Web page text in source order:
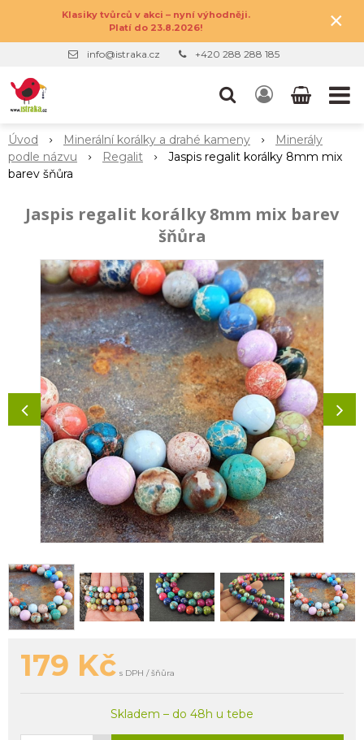
Klasiky tvůrců v akci – nyní výhodněji.
Platí do 23.8.2026!
×
info@istraka.cz +420 288 288 185
Úvod Minerální korálky a drahé kameny
Minerály
podle názvu
Regalit
Jaspis regalit korálky 8mm mix
barev šňůra
Jaspis regalit korálky 8mm mix barev
šňůra
179 Kč s DPH / šňůra
Skladem – do 48h u tebe